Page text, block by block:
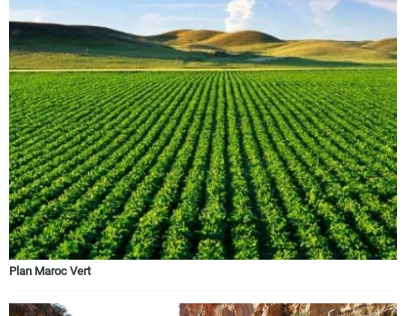
Plan Maroc Vert